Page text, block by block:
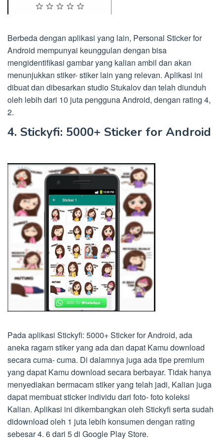
Berbeda dengan aplikasi yang lain, Personal Sticker for
Android mempunyai keunggulan dengan bisa
mengidentifikasi gambar yang kalian ambil dan akan
menunjukkan stiker- stiker lain yang relevan. Aplikasi ini
dibuat dan dibesarkan studio Stukalov dan telah diunduh
oleh lebih dari 10 juta pengguna Android, dengan rating 4,
2.
4. Stickyfi: 5000+ Sticker for Android
Pada aplikasi Stickyfi: 5000+ Sticker for Android, ada
aneka ragam stiker yang ada dan dapat Kamu download
secara cuma- cuma. Di dalamnya juga ada tipe premium
yang dapat Kamu download secara berbayar. Tidak hanya
menyediakan bermacam stiker yang telah jadi, Kalian juga
dapat membuat sticker individu dari foto- foto koleksi
Kalian. Aplikasi ini dikembangkan oleh Stickyfi serta sudah
didownload oleh 1 juta lebih konsumen dengan rating
sebesar 4. 6 dari 5 di Google Play Store.